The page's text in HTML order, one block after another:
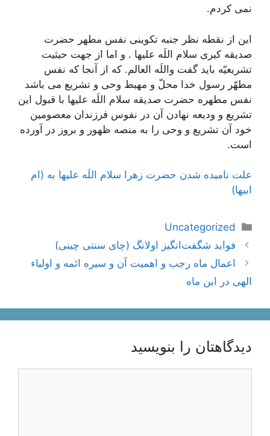
نمی کردم.
این از نقطه نظر جنبه تکوینی نفس مطهر حضرت
صدیقه کبری سلام اللَه علیها . و اما از جهت حیثیت
تشریعیّه باید گفت واللَه العالم. که از آنجا که نفس
مطهّر رسول خدا محلّ و مهبط وحی و تشریع می باشد
نفس مطهره حضرت صدیقه سلام اللَه علیها با قبول این
تشریع و ودیعه نهادن آن در نفوس فرزندان معصومین
خود آن تشریع و وحی را به منصه ظهور و بروز در آورده
است.
علت نامیده شدن حضرت زهرا سلام اللَه عليها به (ام
ابیها)
دسته‌ها
Uncategorized
ناوبری
نوشته‌ها
فواید شگفت‌انگیز اولانگ (چای سنتی چینی)
اعمال ماه رجب و اهمیت آن و سیره ائمه و اولیاء
الهی در این ماه
دیدگاهتان را بنویسید